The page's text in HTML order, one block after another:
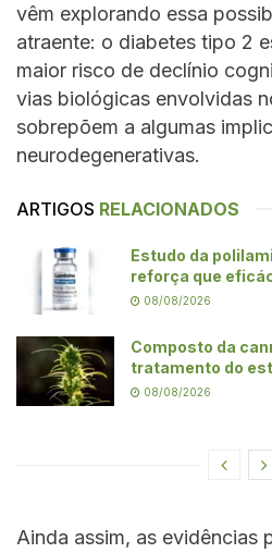
vêm explorando essa
atraente: o diabetes tipo 2
maior risco de declínio
vias biológicas envolvidas
sobrepõem a algumas
neurodegenerativas.
ARTIGOS RELACIONADOS
Estudo da
reforça que
08/08/2026
Composto da
tratamento do
08/08/2026
Ainda assim, as evidências